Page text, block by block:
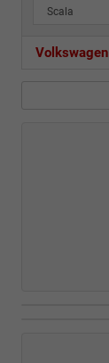
Scala
Volkswagen